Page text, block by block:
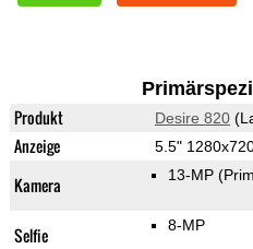
Produkt Desire 820
Anzeige 5.5"
Kamera 13-MP
Selfie 8-MP